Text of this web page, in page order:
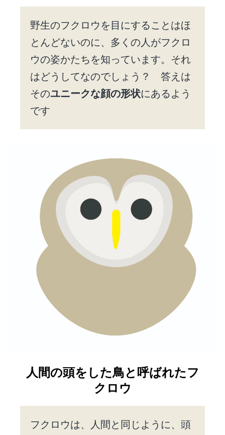
野生のフクロウを目にすることはほ
とんどないのに、多くの人がフクロ
ウの姿かたちを知っています。それ
はどうしてなのでしょう？ 答えは
そのユニークな顔の形状にあるよう
です
人間の頭をした鳥と呼ばれたフ
クロウ
フクロウは、人間と同じように、頭